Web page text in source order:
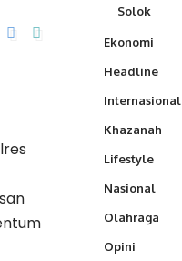
Solok
Ekonomi
Headline
Internasional
Khazanah
Lifestyle
Nasional
Olahraga
Opini